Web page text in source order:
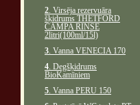
2. Virsēja rezervuāra
šķidrums THETFORD
CAMPA RINSE
2litri(100ml/15l)
3. Vanna VENECIA 170
4. Degšķidrums
BioKamīniem
5. Vanna PERU 150